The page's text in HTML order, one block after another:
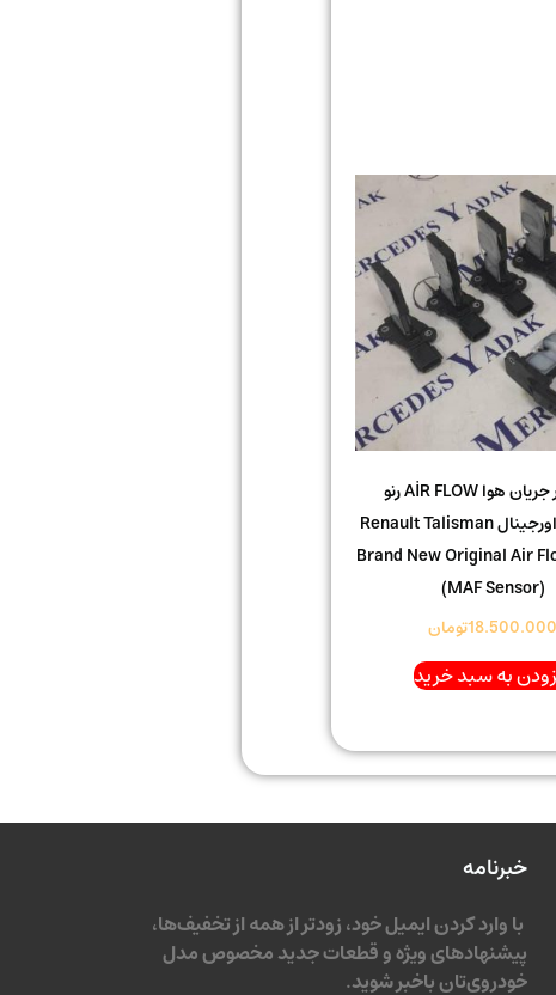
سنسور جریان هوا AİR FLOW رنو
تالیسمان اورجینال Renault Talisman
Brand New Original Air
(MAF Sensor)
18.500.000تومان
به سبد خرید
خبرنامه
با وارد کردن ایمیل خود، زودتر از همه از تخفیف‌ها،
پیشنهادهای ویژه و قطعات جدید مخصوص مدل
خودروی‌تان باخبر شوید.